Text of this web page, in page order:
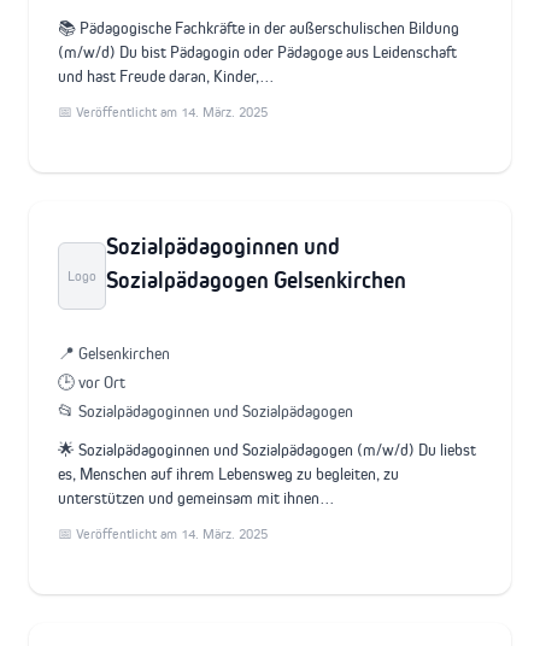
📚 Pädagogische Fachkräfte in der außerschulischen Bildung
(m/w/d) Du bist Pädagogin oder Pädagoge aus Leidenschaft
und hast Freude daran, Kinder,…
📅 Veröffentlicht am 14. März. 2025
Logo
Sozialpädagoginnen und
Sozialpädagogen Gelsenkirchen
📍 Gelsenkirchen
🕒 vor Ort
📂 Sozialpädagoginnen und Sozialpädagogen
🌟 Sozialpädagoginnen und Sozialpädagogen (m/w/d) Du liebst
es, Menschen auf ihrem Lebensweg zu begleiten, zu
unterstützen und gemeinsam mit ihnen…
📅 Veröffentlicht am 14. März. 2025